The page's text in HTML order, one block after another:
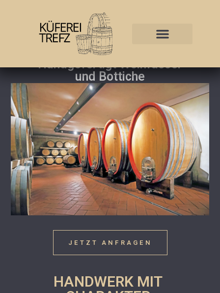
Steffen Trefz | Küfermeister
Handgefertigt Weinfässer
und Bottiche
JETZT ANFRAGEN
HANDWERK MIT